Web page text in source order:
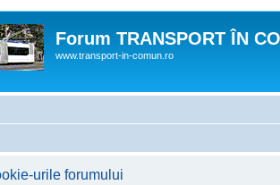
Forum TRANSPORT ÎN
www.transport-in-comun.ro
urile forumului